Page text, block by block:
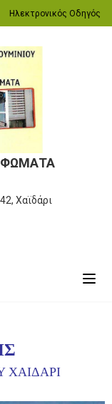
Ηλεκτρονικός Οδηγός
Χαϊδάρι
ΧΑΙΔΑΡΙ